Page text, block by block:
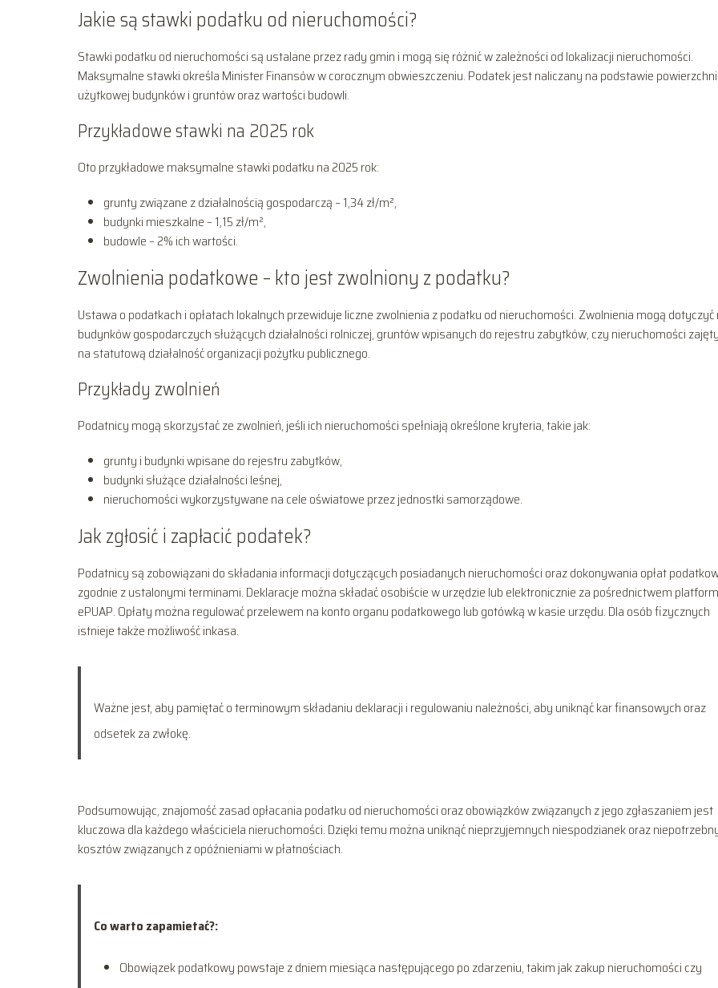
Jakie są stawki podatku od nieruchomości?
Stawki podatku od nieruchomości są ustalane przez rady gmin i mogą się różnić w zależności od lokalizacji nieruchomości.
Maksymalne stawki określa Minister Finansów w corocznym obwieszczeniu. Podatek jest naliczany na podstawie powierzchni
użytkowej budynków i gruntów oraz wartości budowli.
Przykładowe stawki na 2025 rok
Oto przykładowe maksymalne stawki podatku na 2025 rok:
grunty związane z działalnością gospodarczą – 1,34 zł/m²,
budynki mieszkalne – 1,15 zł/m²,
budowle – 2% ich wartości.
Zwolnienia podatkowe – kto jest zwolniony z podatku?
Ustawa o podatkach i opłatach lokalnych przewiduje liczne zwolnienia z podatku od nieruchomości. Zwolnienia mogą dotyczyć
budynków gospodarczych służących działalności rolniczej, gruntów wpisanych do rejestru zabytków, czy nieruchomości
na statutową działalność organizacji pożytku publicznego.
Przykłady zwolnień
Podatnicy mogą skorzystać ze zwolnień, jeśli ich nieruchomości spełniają określone kryteria, takie jak:
grunty i budynki wpisane do rejestru zabytków,
budynki służące działalności leśnej,
nieruchomości wykorzystywane na cele oświatowe przez jednostki samorządowe.
Jak zgłosić i zapłacić podatek?
Podatnicy są zobowiązani do składania informacji dotyczących posiadanych nieruchomości oraz dokonywania opłat
zgodnie z ustalonymi terminami. Deklaracje można składać osobiście w urzędzie lub elektronicznie za pośrednictwem
ePUAP. Opłaty można regulować przelewem na konto organu podatkowego lub gotówką w kasie urzędu. Dla osób fizycznych
istnieje także możliwość inkasa.
Ważne jest, aby pamiętać o terminowym składaniu deklaracji i regulowaniu należności, aby uniknąć kar finansowych oraz
odsetek za zwłokę.
Podsumowując, znajomość zasad opłacania podatku od nieruchomości oraz obowiązków związanych z jego zgłaszaniem jest
kluczowa dla każdego właściciela nieruchomości. Dzięki temu można uniknąć nieprzyjemnych niespodzianek oraz
kosztów związanych z opóźnieniami w płatnościach.
Co warto zapamietać?:
Obowiązek podatkowy powstaje z dniem miesiąca następującego po zdarzeniu, takim jak zakup nieruchomości czy